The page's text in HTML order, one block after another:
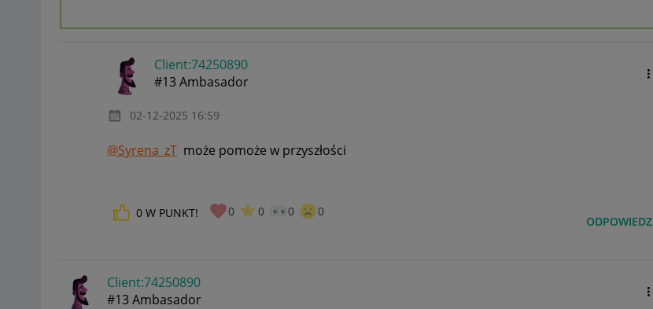
Client:74250890
#13 Ambasador
‎02-12-2025 16:59
@Syrena_zT może pomoże w przyszłości
0 W PUNKT! 0 0 0 0
ODPOWIEDZ
Client:74250890
#13 Ambasador